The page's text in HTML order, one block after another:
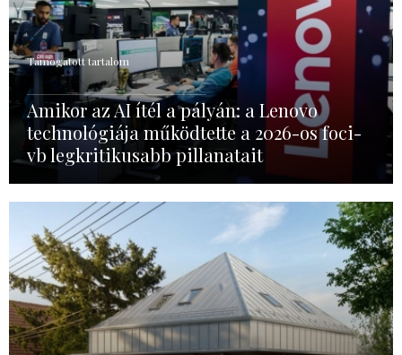
Támogatott tartalom
Amikor az AI ítél a pályán: a Lenovo
technológiája működtette a 2026-os foci-
vb legkritikusabb pillanatait